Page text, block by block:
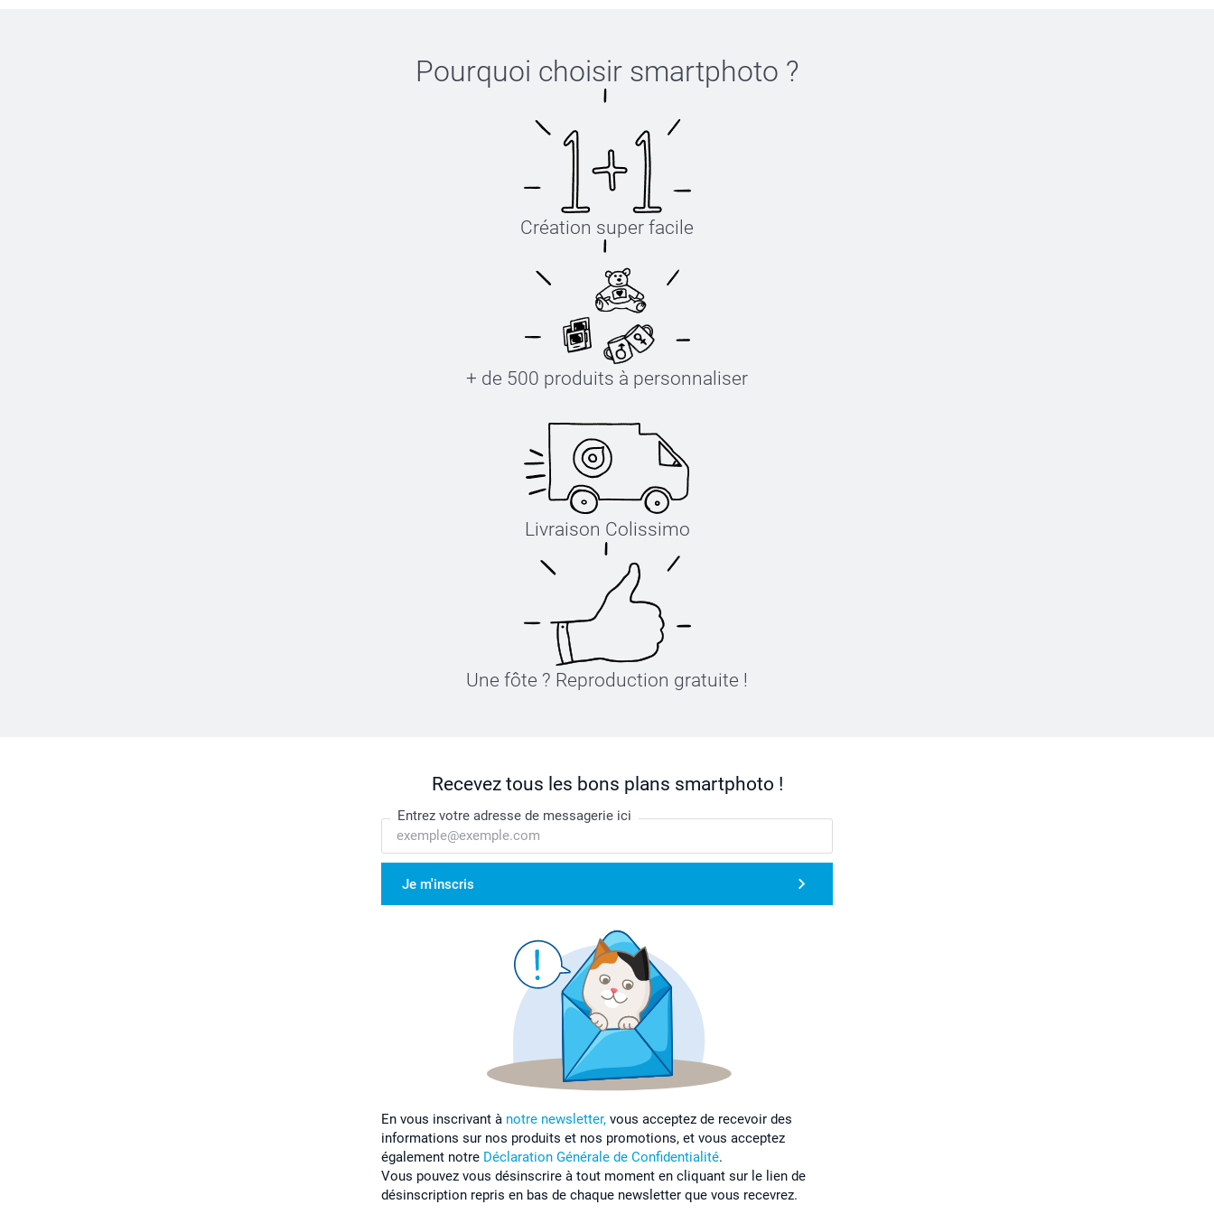
Pourquoi choisir smartphoto ?
Création super facile
+ de 500 produits à personnaliser
Livraison Colissimo
Une fôte ? Reproduction gratuite !
Recevez tous les bons plans smartphoto !
Entrez votre adresse de messagerie ici
Je m'inscris
En vous inscrivant à notre newsletter, vous acceptez de recevoir des
informations sur nos produits et nos promotions, et vous acceptez
également notre Déclaration Générale de Confidentialité.
Vous pouvez vous désinscrire à tout moment en cliquant sur le lien de
désinscription repris en bas de chaque newsletter que vous recevrez.